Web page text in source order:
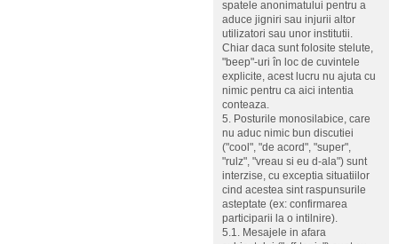
spatele anonimatului pentru a
aduce jigniri sau injurii altor
utilizatori sau unor institutii.
Chiar daca sunt folosite stelute,
"beep"-uri în loc de cuvintele
explicite, acest lucru nu ajuta cu
nimic pentru ca aici intentia
conteaza.
5. Posturile monosilabice, care
nu aduc nimic bun discutiei
("cool", "de acord", "super",
"rulz", "vreau si eu d-ala") sunt
interzise, cu exceptia situatiilor
cind acestea sint raspunsurile
asteptate (ex: confirmarea
participarii la o intilnire).
5.1. Mesajele in afara